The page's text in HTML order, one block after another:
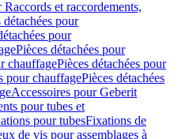
Raccords et raccordements,
détachées pour
pour
Pièces détachées pour
chauffagePièces détachées pour
pour chauffagePièces détachées
Accessoires pour Geberit
pour tubes et
pour tubesFixations de
de vis pour assemblages à